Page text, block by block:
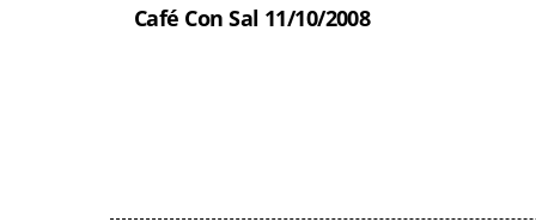
Café Con Sal 11/10/2008